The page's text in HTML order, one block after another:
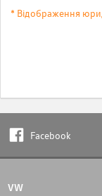
* Відображення
Facebook
VW